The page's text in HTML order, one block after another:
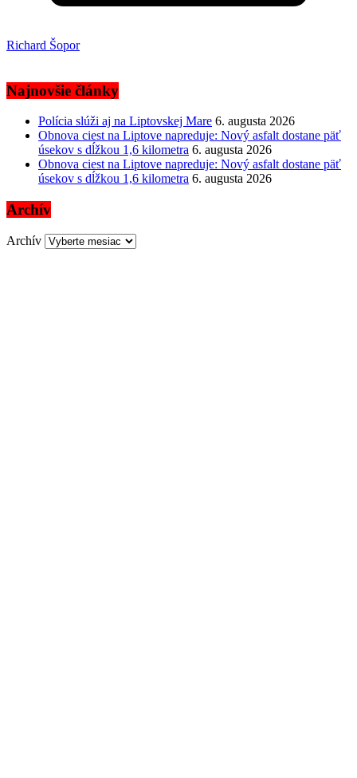
Richard Šopor
Najnovšie články
Polícia slúži aj na Liptovskej Mare 6. augusta 2026
Obnova ciest na Liptove napreduje: Nový asfalt dostane päť
úsekov s dĺžkou 1,6 kilometra 6. augusta 2026
Obnova ciest na Liptove napreduje: Nový asfalt dostane päť
úsekov s dĺžkou 1,6 kilometra 6. augusta 2026
Archív
Archív